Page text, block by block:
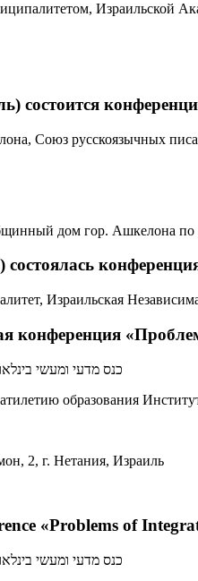
Израильской
состоится
Союз русскоязычных
дом гор. Ашкелона по
состоялась
Израильская
конференция
​כנס מדעי ומעשי
образования
2, г. Нетания, Израиль
«Problems of
​כנס מדעי ומעשי